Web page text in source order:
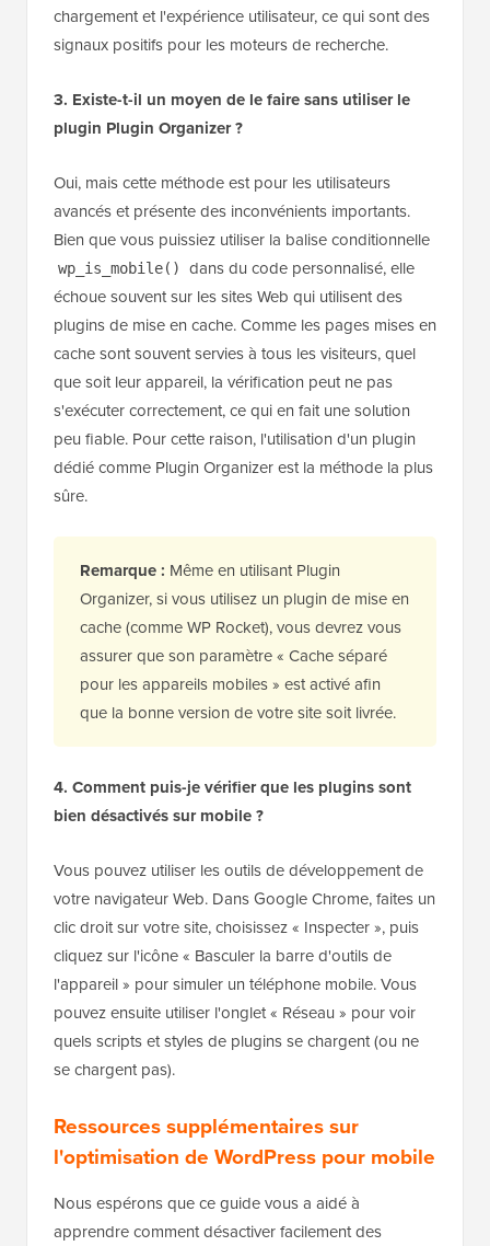
chargement et l'expérience utilisateur, ce qui sont des
signaux positifs pour les moteurs de recherche.
3. Existe-t-il un moyen de le faire sans utiliser le
plugin Plugin Organizer ?
Oui, mais cette méthode est pour les utilisateurs
avancés et présente des inconvénients importants.
Bien que vous puissiez utiliser la balise conditionnelle
wp_is_mobile()
dans du code personnalisé, elle
échoue souvent sur les sites Web qui utilisent des
plugins de mise en cache. Comme les pages mises en
cache sont souvent servies à tous les visiteurs, quel
que soit leur appareil, la vérification peut ne pas
s'exécuter correctement, ce qui en fait une solution
peu fiable. Pour cette raison, l'utilisation d'un plugin
dédié comme Plugin Organizer est la méthode la plus
sûre.
Remarque : Même en utilisant Plugin
Organizer, si vous utilisez un plugin de mise en
cache (comme WP Rocket), vous devrez vous
assurer que son paramètre « Cache séparé
pour les appareils mobiles » est activé afin
que la bonne version de votre site soit livrée.
4. Comment puis-je vérifier que les plugins sont
bien désactivés sur mobile ?
Vous pouvez utiliser les outils de développement de
votre navigateur Web. Dans Google Chrome, faites un
clic droit sur votre site, choisissez « Inspecter », puis
cliquez sur l'icône « Basculer la barre d'outils de
l'appareil » pour simuler un téléphone mobile. Vous
pouvez ensuite utiliser l'onglet « Réseau » pour voir
quels scripts et styles de plugins se chargent (ou ne
se chargent pas).
Ressources supplémentaires sur
l'optimisation de WordPress pour mobile
Nous espérons que ce guide vous a aidé à
apprendre comment désactiver facilement des